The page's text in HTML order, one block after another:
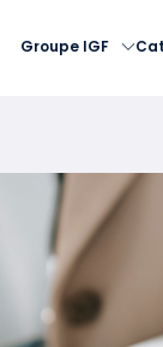
Groupe IGF